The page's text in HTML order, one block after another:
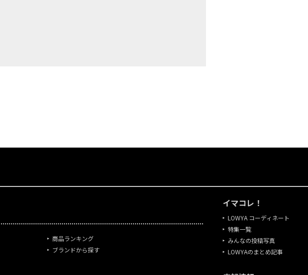
商品ランキング
ブランドから探す
イマコレ！
LOWYA コーディネート
特集一覧
みんなの投稿写真
LOWYAのまとめ記事